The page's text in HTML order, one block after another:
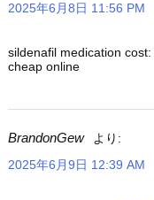
2025年6月8日 11:56 PM
sildenafil medication cost:
cheap online
BrandonGew
より:
2025年6月9日 12:39 AM